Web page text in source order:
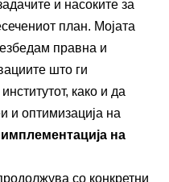
и насоките за
план. Мојата
правна и
што ги
како и да
и оптимизација на
на
со конкретни